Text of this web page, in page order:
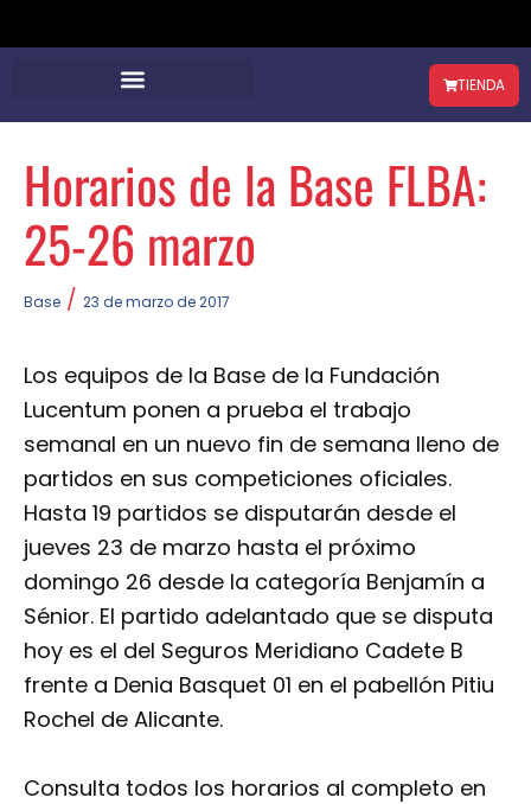
TIENDA
Horarios de la Base FLBA:
25-26 marzo
Base / 23 de marzo de 2017
Los equipos de la Base de la Fundación
Lucentum ponen a prueba el trabajo
semanal en un nuevo fin de semana lleno de
partidos en sus competiciones oficiales.
Hasta 19 partidos se disputarán desde el
jueves 23 de marzo hasta el próximo
domingo 26 desde la categoría Benjamín a
Sénior. El partido adelantado que se disputa
hoy es el del Seguros Meridiano Cadete B
frente a Denia Basquet 01 en el pabellón Pitiu
Rochel de Alicante.
Consulta todos los horarios al completo en